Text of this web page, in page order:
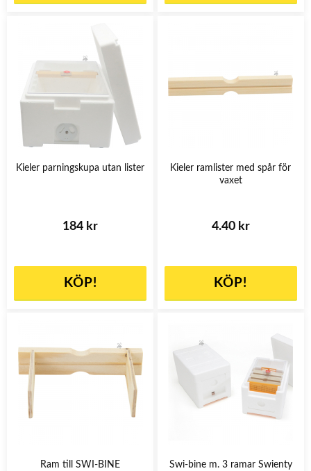
Kieler parningskupa utan lister
184 kr
KÖP!
Kieler ramlister med spår för
vaxet
4.40 kr
KÖP!
Ram till SWI-BINE
Swi-bine m. 3 ramar Swienty